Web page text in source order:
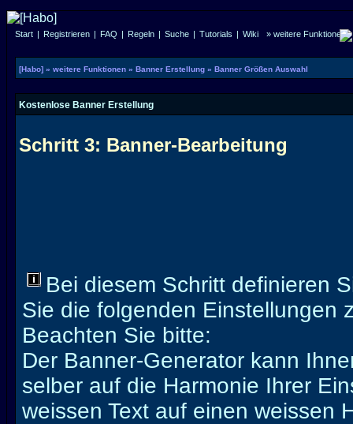
Start | Registrieren | FAQ | Regeln | Suche | Tutorials | Wiki » weitere Funktionen
[Habo] » weitere Funktionen » Banner Erstellung » Banner Größen Auswahl
Kostenlose Banner Erstellung
Schritt 3: Banner-Bearbeitung
Bei diesem Schritt definieren
Sie die folgenden Einstellungen
Beachten Sie bitte:
Der Banner-Generator kann
selber auf die Harmonie Ihrer
weissen Text auf einen weissen